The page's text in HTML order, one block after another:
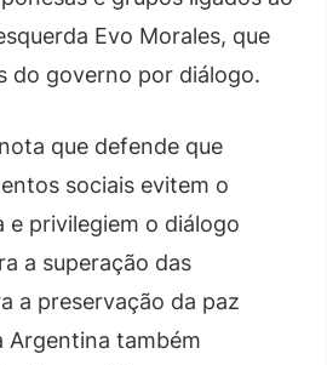
Evo Morales, que
do governo por diálogo.
que defende que
sociais evitem o
e privilegiem o diálogo
a superação das
a preservação da paz
Argentina também